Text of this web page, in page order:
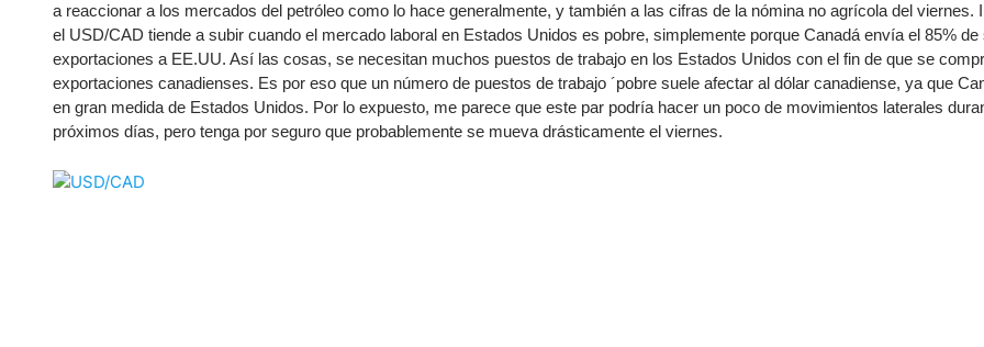
Bolivia
Nicaragua
Estados Unidos
Nvidia (NVDA)
Mercado Libre (MELI)
Banco Santander (SAN)
Todas las Acciones
a reaccionar a los mercados del petróleo como lo hace generalmente, y también a las cifras de la nómina no agrícola del viernes.
el USD/CAD tiende a subir cuando el mercado laboral en Estados Unidos es pobre, simplemente porque Canadá envía el 85% de
exportaciones a EE.UU. Así las cosas, se necesitan muchos puestos de trabajo en los Estados Unidos con el fin de que se
exportaciones canadienses. Es por eso que un número de puestos de trabajo ´pobre suele afectar al dólar canadiense, ya que
en gran medida de Estados Unidos. Por lo expuesto, me parece que este par podría hacer un poco de movimientos laterales
próximos días, pero tenga por seguro que probablemente se mueva drásticamente el viernes.